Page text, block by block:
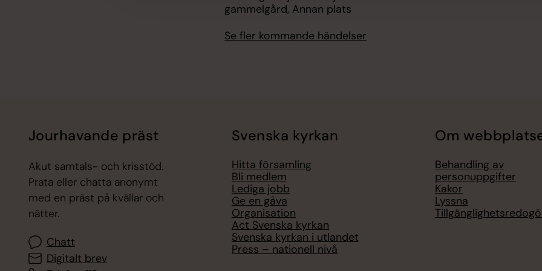
gammelgård, Annan plats
Se fler kommande händelser
Jourhavande präst
Akut samtals- och krisstöd.
Prata eller chatta anonymt
med en präst på kvällar och
nätter.
Chatt
Digitalt brev
Svenska kyrkan
Hitta församling
Bli medlem
Lediga jobb
Ge en gåva
Organisation
Act Svenska kyrkan
Svenska kyrkan i utlandet
Press – nationell nivå
Om
Behandling av
personuppgifter
Kakor
Lyssna